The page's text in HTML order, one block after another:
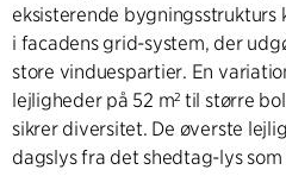
eksisterende
i facadens grid-system, der
store vinduespartier. En
lejligheder på 52 m² til større
sikrer diversitet. De øverste
dagslys fra det shedtag-lys